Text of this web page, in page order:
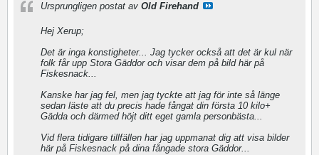
Ursprungligen postat av Old Firehand
Hej Xerup;
Det är inga konstigheter... Jag tycker också att det är kul när
folk får upp Stora Gäddor och visar dem på bild här på
Fiskesnack...
Kanske har jag fel, men jag tyckte att jag för inte så länge
sedan läste att du precis hade fångat din första 10 kilo+
Gädda och därmed höjt ditt eget gamla personbästa...
Vid flera tidigare tillfällen har jag uppmanat dig att visa bilder
här på Fiskesnack på dina fångade stora Gäddor...